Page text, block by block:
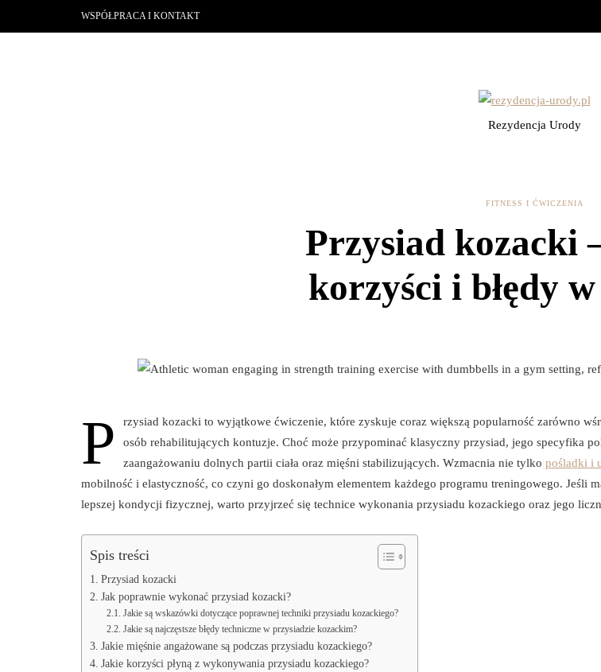
WSPÓŁPRACA I KONTAKT
Rezydencja Urody
FITNESS I ĆWICZENIA
Przysiad kozacki
korzyści i błędy
P
rzysiad kozacki to wyjątkowe ćwiczenie, które zyskuje coraz większą popularność zarówno
osób rehabilitujących kontuzje. Choć może przypominać klasyczny przysiad, jego specyfika
zaangażowaniu dolnych partii ciała oraz mięśni stabilizujących. Wzmacnia nie tylko pośladki i
mobilność i elastyczność, co czyni go doskonałym elementem każdego programu treningowego. Jeśli
lepszej kondycji fizycznej, warto przyjrzeć się technice wykonania przysiadu kozackiego oraz jego
Spis treści
Przysiad kozacki
Jak poprawnie wykonać przysiad kozacki?
Jakie są wskazówki dotyczące poprawnej techniki przysiadu kozackiego?
Jakie są najczęstsze błędy techniczne w przysiadzie kozackim?
Jakie mięśnie angażowane są podczas przysiadu kozackiego?
Jakie korzyści płyną z wykonywania przysiadu kozackiego?